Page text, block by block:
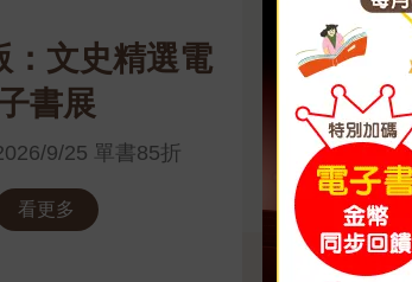
：文史精選電
書展
9/25 單書85折
看更多